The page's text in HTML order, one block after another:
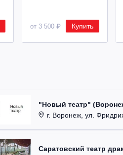
от 3 500 ₽ Купить
"Новый театр"
г. Воронеж, ул.
Саратовский театр